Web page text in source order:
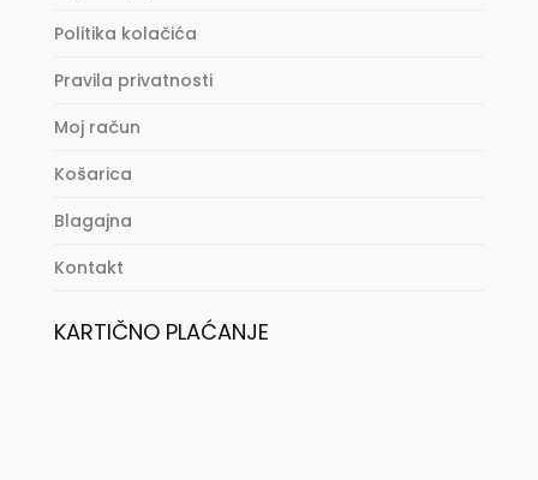
Politika kolačića
Pravila privatnosti
Moj račun
Košarica
Blagajna
Kontakt
KARTIČNO PLAĆANJE